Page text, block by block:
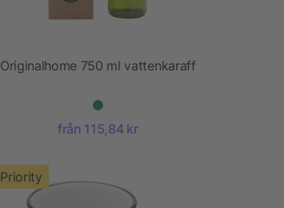
Originalhome 750 ml vattenkaraff
från 115,84 kr
Priority